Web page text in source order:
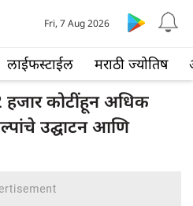
लाईफस्टाईल मराठी ज्योतिष
Fri, 7 Aug 2026
हजार कोटींहून अधिक
उद्घाटन आणि